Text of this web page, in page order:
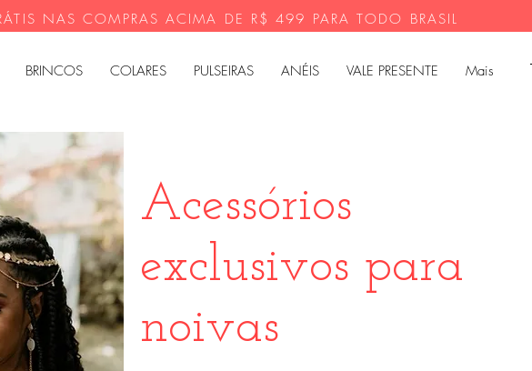
NAS COMPRAS ACIMA DE R$ 499 PARA TODO BRASIL
BRINCOS COLARES PULSEIRAS ANÉIS VALE PRESENTE Mais
Acessórios
exclusivos para
noivas